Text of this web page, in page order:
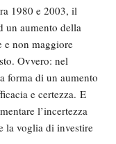
1980 e 2003, il
un aumento della
e non maggiore
Ovvero: nel
forma di un aumento
e certezza. E
l’incertezza
la voglia di investire